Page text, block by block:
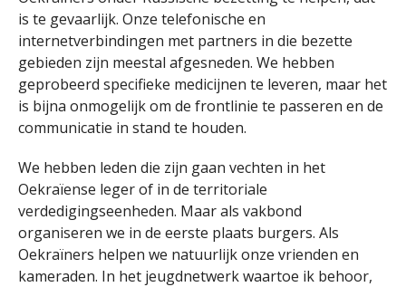
is te gevaarlijk. Onze telefonische en
internetverbindingen met partners in die bezette
gebieden zijn meestal afgesneden. We hebben
geprobeerd specifieke medicijnen te leveren, maar het
is bijna onmogelijk om de frontlinie te passeren en de
communicatie in stand te houden.
We hebben leden die zijn gaan vechten in het
Oekraïense leger of in de territoriale
verdedigingseenheden. Maar als vakbond
organiseren we in de eerste plaats burgers. Als
Oekraïners helpen we natuurlijk onze vrienden en
kameraden. In het jeugdnetwerk waartoe ik behoor,